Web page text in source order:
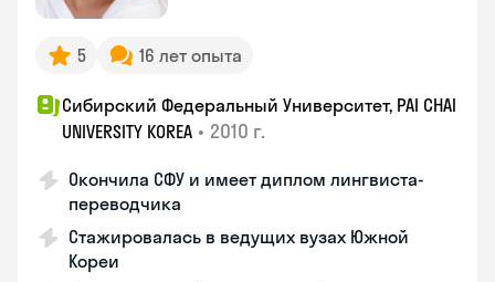
5 16 лет опыта
Сибирский Федеральный Университет, PAI CHAI
UNIVERSITY KOREA • 2010 г.
Окончила СФУ и имеет диплом лингвиста-
переводчика
Стажировалась в ведущих вузах Южной
Кореи